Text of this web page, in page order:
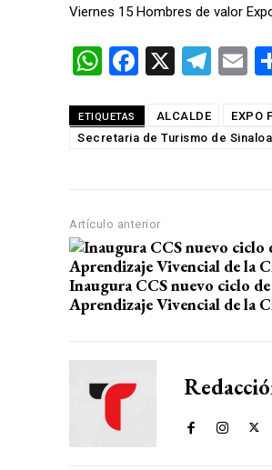
Viernes 15 Hombres de valor
W
at
s
p
F
ce
b
k
X
T
gr
E
ETIQUETAS ALCALDE EXPO
Secretaria de Turismo de Sinaloa
Artículo anterior
Inaugura CCS nuevo ciclo
Aprendizaje Vivencial de la